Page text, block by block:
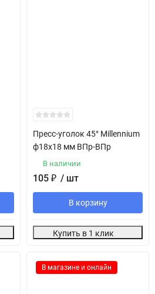
Пресс-уголок 45° Millennium
ф18х18 мм ВПр-ВПр
В наличии
105 ₽ / шт
В корзину
Купить в 1 клик
В магазине и онлайн